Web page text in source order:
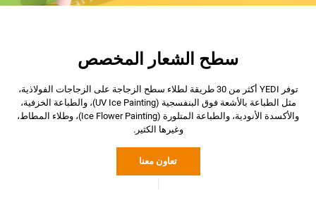
سطح الشعار المخصص
توفر YEDI أكثر من 30 طريقة لطلاء سطح الزجاجة على الزجاجات الفولاذية،
مثل الطباعة بالأشعة فوق البنفسجية (UV Ice Painting)، والطباعة الخزفية،
والأكسدة الأنودية، والطباعة المتلورة (Ice Flower Painting)، وطلاء المطاط،
وغيرها الكثير.
تعاون معنا